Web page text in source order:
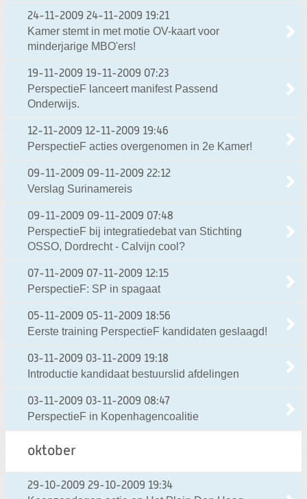
24-11-2009 24-11-2009 19:21
Kamer stemt in met motie OV-kaart voor
minderjarige MBO'ers!
19-11-2009 19-11-2009 07:23
PerspectieF lanceert manifest Passend
Onderwijs.
12-11-2009 12-11-2009 19:46
PerspectieF acties overgenomen in 2e Kamer!
09-11-2009 09-11-2009 22:12
Verslag Surinamereis
09-11-2009 09-11-2009 07:48
PerspectieF bij integratiedebat van Stichting
OSSO, Dordrecht - Calvijn cool?
07-11-2009 07-11-2009 12:15
PerspectieF: SP in spagaat
05-11-2009 05-11-2009 18:56
Eerste training PerspectieF kandidaten geslaagd!
03-11-2009 03-11-2009 19:18
Introductie kandidaat bestuurslid afdelingen
03-11-2009 03-11-2009 08:47
PerspectieF in Kopenhagencoalitie
oktober
29-10-2009 29-10-2009 19:34